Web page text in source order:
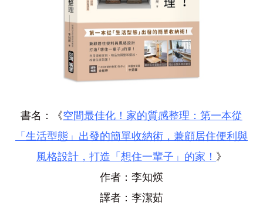
書名：《空間最佳化！家的質感整理：第一本從
「生活型態」出發的簡單收納術，兼顧居住便利與
風格設計，打造「想住一輩子」的家！ 》
作者：李知煐
譯者：李潔茹